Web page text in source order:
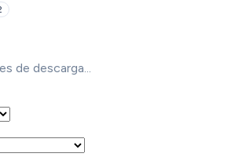
de descarga...